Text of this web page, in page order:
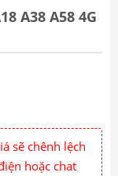
A38 A58 4G
sẽ chênh lệch
hoặc chat